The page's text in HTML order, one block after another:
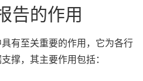
告的作用
有至关重要的作用，它为各行
撑，其主要作用包括：